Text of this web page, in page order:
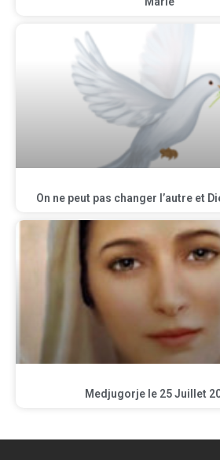
On ne peut pas changer l’autre et
Medjugorje le 25 Juillet